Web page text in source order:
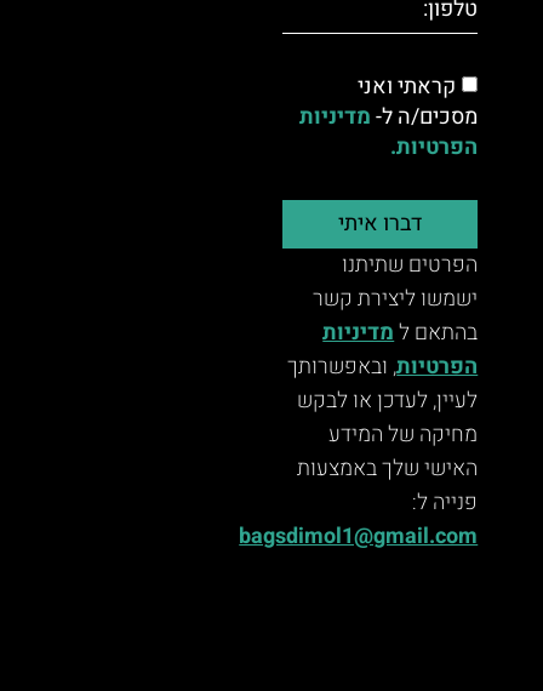
קראתי ואני
מסכים/ה ל-מדיניות
הפרטיות.
דברו איתי
הפרטים שתיתנו
ישמשו ליצירת קשר
בהתאם למדיניות
הפרטיות, ובאפשרותך
לעיין, לעדכן או לבקש
מחיקה של המידע
האישי שלך באמצעות
פנייה ל:
bagsdimol1@gmail.com